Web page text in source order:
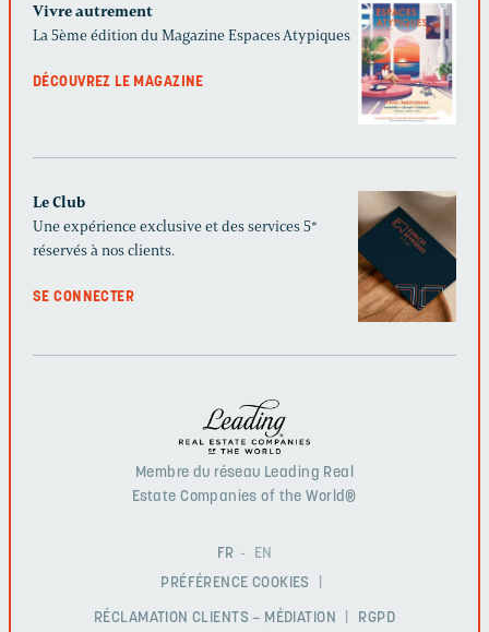
Vivre autrement
La 5ème édition du Magazine Espaces Atypiques
DÉCOUVREZ LE MAGAZINE
Le Club
Une expérience exclusive et des services 5*
réservés à nos clients.
SE CONNECTER
Membre du réseau Leading Real
Estate Companies of the World®
FR
EN
PRÉFÉRENCE COOKIES
RÉCLAMATION CLIENTS – MÉDIATION RGPD